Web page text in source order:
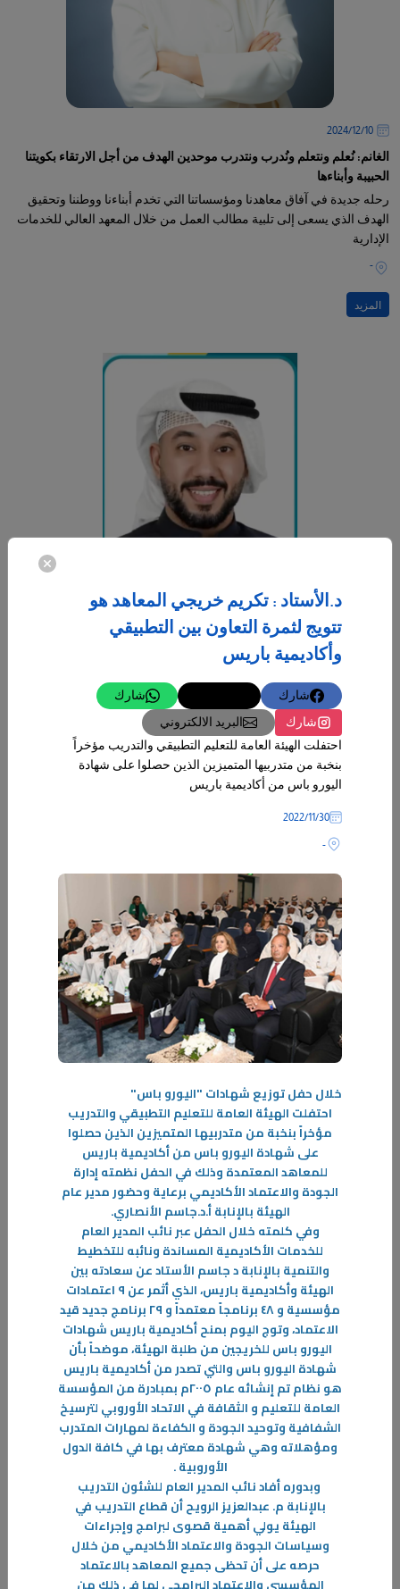
10‏/12‏/2024
الغانم: نُعلم ونتعلم ونُدرب ونتدرب موحدين الهدف من أجل الارتقاء بكويتنا
الحبيبة وأبناءها
رحله جديدة في آفاق معاهدنا ومؤسساتنا التي تخدم أبناءنا ووطننا وتحقيق
الهدف الذي يسعى إلى تلبية مطالب العمل من خلال المعهد العالي للخدمات
الإدارية
-
المزيد
العمل الحر نجاح للحاضر ومنارة للمستقبل
كانت ومازالت دولة الكويت تبني مستقبلها من خلال دعم طموح الشباب
الناجح وتحويل مواهبهم وطاقاتهم إلى واقع يحتذى به، وجاء مركز المبادرين
قصــة نجــاح
دائماً ما تسعى دولة الكويت إلى دعم الشباب في شتى المجالات وذلك ترجمةً
لمبادرة صاحب السمو أمير البلاد الراحل الشيخ صباح الأحمد الجابر
د.الأستاد : تكريم خريجي المعاهد هو
تتويج لثمرة التعاون بين التطبيقي
وأكاديمية باريس
شارك
شارك
شارك
البريد الالكتروني
احتفلت الهيئة العامة للتعليم التطبيقي والتدريب مؤخراً
بنخبة من متدربيها المتميزين الذين حصلوا على شهادة
اليورو باس من أكاديمية باريس
30‏/11‏/2022
-
خلال حفل توزيع شهادات "اليورو باس"
احتفلت الهيئة العامة للتعليم التطبيقي والتدريب
مؤخراً بنخبة من متدربيها المتميزين الذين حصلوا
على شهادة اليورو باس من أكاديمية باريس
للمعاهد المعتمدة وذلك في الحفل نظمته إدارة
الجودة والاعتماد الأكاديمي برعاية وحضور مدير عام
الهيئة بالإنابة أ.د.جاسم الأنصاري.
وفي كلمته خلال الحفل عبر نائب المدير العام
للخدمات الأكاديمية المساندة ونائبه للتخطيط
والتنمية بالإنابة د جاسم الأستاد عن سعادته بين
الهيئة وأكاديمية باريس، الذي أثمر عن ٩ اعتمادات
مؤسسية و ٤٨ برنامجاً معتمداً و ٢٩ برنامج جديد قيد
الاعتماد، وتوج اليوم بمنح أكاديمية باريس شهادات
اليورو باس للخريجين من طلبة الهيئة، موضحاً بأن
شهادة اليورو باس والتي تصدر من أكاديمية باريس
هو نظام تم إنشائه عام ٢٠٠٥م بمبادرة من المؤسسة
العامة للتعليم و الثقافة في الاتحاد الأوروبي لترسيخ
الشفافية وتوحيد الجودة و الكفاءة لمهارات المتدرب
ومؤهلاته وهي شهادة معترف بها في كافة الدول
الأوروبية.
وبدوره أفاد نائب المدير العام للشئون التدريب
بالإنابة م. عبدالعزيز الرويح أن قطاع التدريب في
الهيئة يولي أهمية قصوى لبرامج وإجراءات
وسياسات الجودة والاعتماد الأكاديمي من خلال
حرصه على أن تحظى جميع المعاهد بالاعتماد